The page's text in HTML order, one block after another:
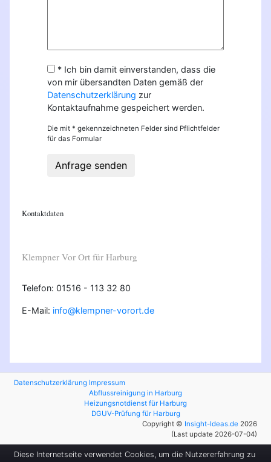
* Ich bin damit einverstanden, dass die
von mir übersandten Daten gemäß der
Datenschutzerklärung zur
Kontaktaufnahme gespeichert werden.
Die mit * gekennzeichneten Felder sind Pflichtfelder
für das Formular
Anfrage senden
Kontaktdaten
Klempner Vor Ort für Harburg
Telefon: 01516 - 113 32 80
E-Mail: info@klempner-vorort.de
Datenschutzerklärung Impressum
Abflussreinigung in Harburg
Heizungsnotdienst für Harburg
DGUV-Prüfung für Harburg
Copyright © Insight-Ideas.de 2026
(Last update 2026-07-04)
Diese Internetseite verwendet Cookies, um die Nutzererfahrung zu